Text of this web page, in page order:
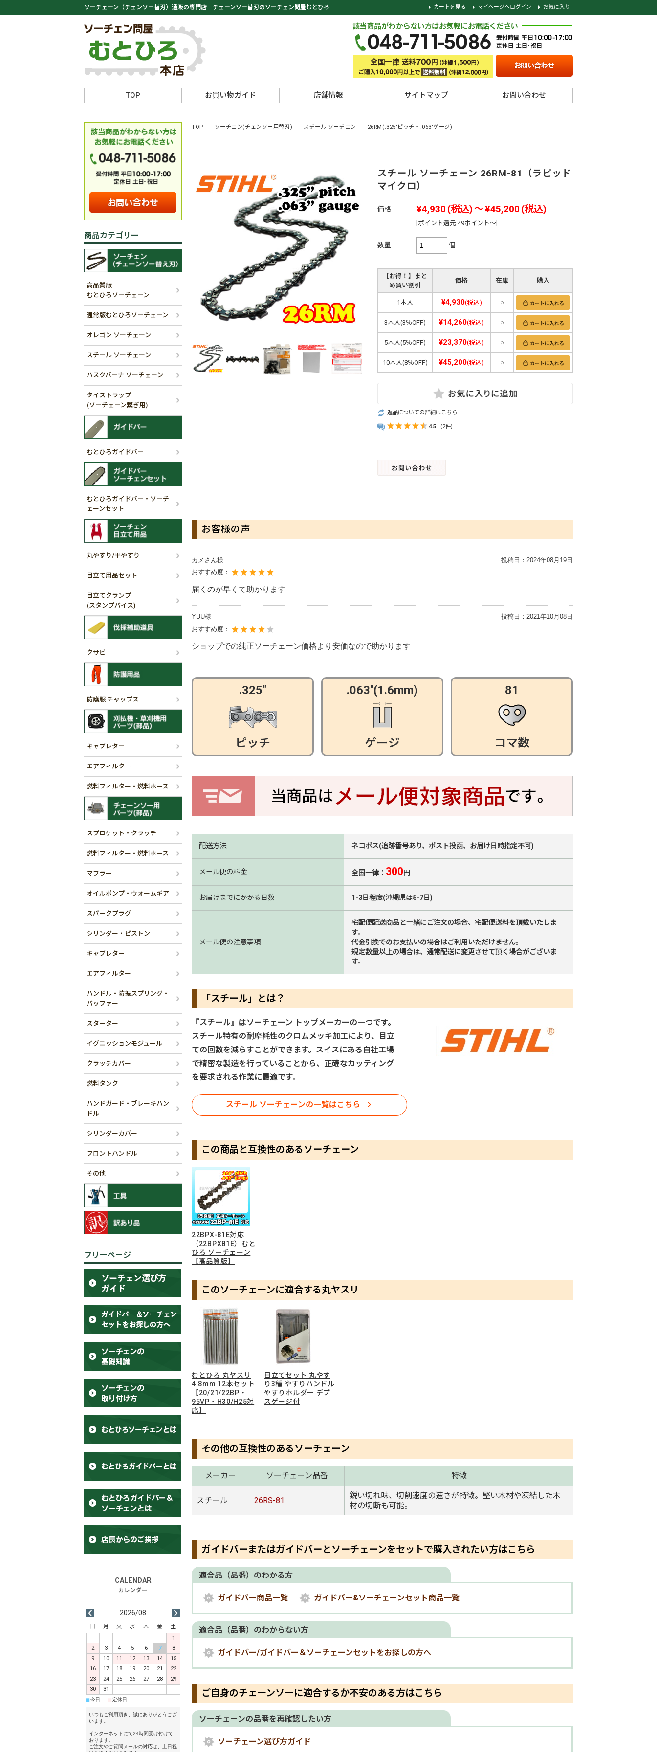
ソーチェーン（チェンソー替刃）通販の専門店｜ チェーンソー替刃のソーチェン問屋むとひろ カートを見る マイページへログイン お気に入り
TOP お買い物ガイド 店舗情報 サイトマップ お問い合わせ
TOP ソーチェン(チェンソー用替刃) スチール ソーチェン 26RM(.325"ピッチ・.063"ゲージ)
スチール ソーチェーン 26RM-81（ラピッド
マイクロ）
価格: ¥4,930 (税込) ～¥45,200 (税込)
[ポイント還元 49ポイント～]
数量: 個
【お得！】まと
め買い割引
価格 在庫 購入
1本入 ¥4,930(税込) ○
3本入(3％OFF) ¥14,260(税込) ○
5本入(5％OFF) ¥23,370(税込) ○
10本入(8％OFF) ¥45,200(税込) ○
返品についての詳細はこちら
4.5 (2件)
お客様の声
カメさん様 投稿日： 2024年08月19日
おすすめ度：
届くのが早くて助かります
YUU様 投稿日： 2021年10月08日
おすすめ度：
ショップでの純正ソーチェーン価格より安価なので助かります
.325"
ピッチ
.063''(1.6mm)
ゲージ
81
コマ数
配送方法 ネコポス(追跡番号あり、ポスト投函、お届け日時指定不可)
メール便の料金 全国一律： 300円
お届けまでにかかる日数 1-3日程度(沖縄県は5-7日)
メール便の注意事項
宅配便配送商品と一緒にご注文の場合、宅配便送料を頂戴いたしま
す。
代金引換でのお支払いの場合はご利用いただけません。
規定数量以上の場合は、通常配送に変更させて頂く場合がございま
す。
「スチール」とは？
『スチール』はソーチェーン トップメーカーの一つです。
スチール特有の耐摩耗性のクロムメッキ加工により、目立
ての回数を減らすことができます。スイスにある自社工場
で精密な製造を行っていることから、正確なカッティング
を要求される作業に最適です。
スチール ソーチェーンの一覧はこちら
この商品と互換性のあるソーチェーン
22BPX-81E対応
（22BPX81E）むと
ひろ ソーチェーン
【高品質版】
このソーチェーンに適合する丸ヤスリ
むとひろ 丸ヤスリ
4.8mm 12本セット
【20/21/22BP・
95VP・H30/H25対
応】
目立てセット 丸やす
り3種 やすりハンドル
やすりホルダー デプ
スゲージ付
その他の互換性のあるソーチェーン
メーカー ソーチェーン品番 特徴
スチール 26RS-81
鋭い切れ味、切削速度の速さが特徴。堅い木材や凍結した木
材の切断も可能。
ガイドバーまたはガイドバーとソーチェーンをセットで購入されたい方はこちら
適合品（品番）のわかる方
ガイドバー商品一覧 ガイドバー&ソーチェーンセット商品一覧
適合品（品番）のわからない方
ガイドバー/ガイドバー＆ソーチェーンセットをお探しの方へ
ご自身のチェーンソーに適合するか不安のある方はこちら
ソーチェーンの品番を再確認したい方
ソーチェーン選び方ガイド
商品カテゴリー
高品質版
むとひろソーチェーン
通常版むとひろソーチェーン
オレゴン ソーチェーン
スチール ソーチェーン
ハスクバーナ ソーチェーン
タイストラップ
(ソーチェーン繋ぎ用)
むとひろガイドバー
むとひろガイドバー・ソーチ
ェーンセット
丸やすり/平やすり
目立て用品セット
目立てクランプ
(スタンプバイス)
クサビ
防護服 チャップス
キャブレター
エアフィルター
燃料フィルター・燃料ホース
スプロケット・クラッチ
燃料フィルター・燃料ホース
マフラー
オイルポンプ・ウォームギア
スパークプラグ
シリンダー・ピストン
キャブレター
エアフィルター
ハンドル・防振スプリング・
バッファー
スターター
イグニッションモジュール
クラッチカバー
燃料タンク
ハンドガード・ブレーキハン
ドル
シリンダーカバー
フロントハンドル
その他
フリーページ
2026/08
日 月 火 水 木 金
土
1
2
3 4 5 6 7
8
9
10 11 12 13 14
15
16
17 18 19 20 21
22
23
24 25 26 27 28
29
30
31
■今日 定休日
いつもご利用頂き、誠にありがとうござ
います。
インターネットにて24時間受け付けて
おります。
ご注文やご質問メールの対応は、土日祝